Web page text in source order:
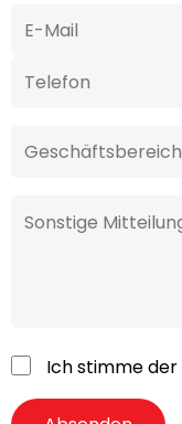
Ich stimme der